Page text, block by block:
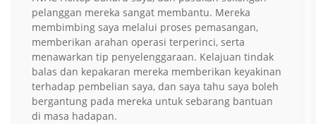
pelanggan mereka sangat membantu. Mereka
membimbing saya melalui proses pemasangan,
memberikan arahan operasi terperinci, serta
menawarkan tip penyelenggaraan. Kelajuan tindak
balas dan kepakaran mereka memberikan keyakinan
terhadap pembelian saya, dan saya tahu saya boleh
bergantung pada mereka untuk sebarang bantuan
di masa hadapan.